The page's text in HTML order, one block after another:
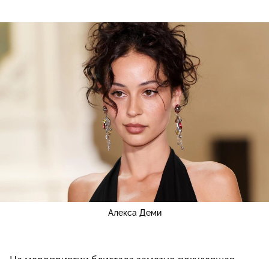
Алекса Деми